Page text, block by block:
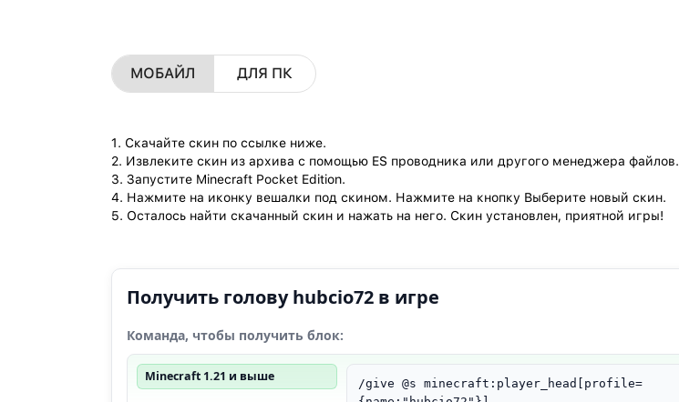
МОБАЙЛ ДЛЯ ПК
1. Скачайте скин по ссылке ниже.
2. Извлеките скин из архива с помощью ES проводника или другого менеджера файлов.
3. Запустите Minecraft Pocket Edition.
4. Нажмите на иконку вешалки под скином. Нажмите на кнопку Выберите новый скин.
5. Осталось найти скачанный скин и нажать на него. Скин установлен, приятной игры!
Получить голову hubcio72 в игре
Команда, чтобы получить блок:
Minecraft 1.21 и выше
/give @s minecraft:player_head[profile=